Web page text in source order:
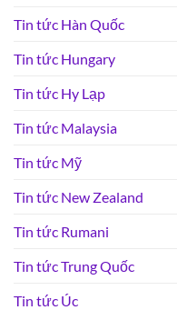
Tin tức Hàn Quốc
Tin tức Hungary
Tin tức Hy Lạp
Tin tức Malaysia
Tin tức Mỹ
Tin tức New Zealand
Tin tức Rumani
Tin tức Trung Quốc
Tin tức Úc